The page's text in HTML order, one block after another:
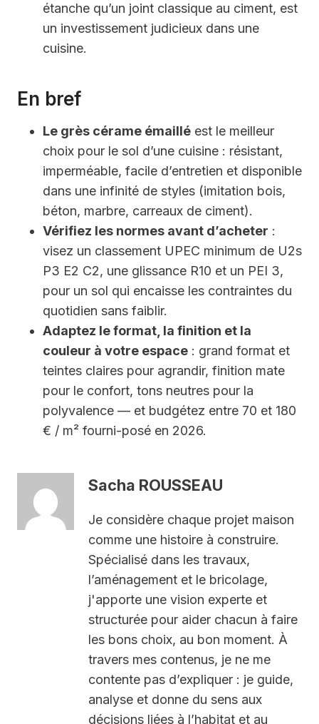
étanche qu’un joint classique au ciment, est
un investissement judicieux dans une
cuisine.
En bref
Le grès cérame émaillé est le meilleur
choix pour le sol d’une cuisine : résistant,
imperméable, facile d’entretien et disponible
dans une infinité de styles (imitation bois,
béton, marbre, carreaux de ciment).
Vérifiez les normes avant d’acheter :
visez un classement UPEC minimum de U2s
P3 E2 C2, une glissance R10 et un PEI 3,
pour un sol qui encaisse les contraintes du
quotidien sans faiblir.
Adaptez le format, la finition et la
couleur à votre espace : grand format et
teintes claires pour agrandir, finition mate
pour le confort, tons neutres pour la
polyvalence — et budgétez entre 70 et 180
€ / m² fourni-posé en 2026.
Sacha ROUSSEAU
Je considère chaque projet maison
comme une histoire à construire.
Spécialisé dans les travaux,
l’aménagement et le bricolage,
j'apporte une vision experte et
structurée pour aider chacun à faire
les bons choix, au bon moment. À
travers mes contenus, je ne me
contente pas d’expliquer : je guide,
analyse et donne du sens aux
décisions liées à l’habitat et au